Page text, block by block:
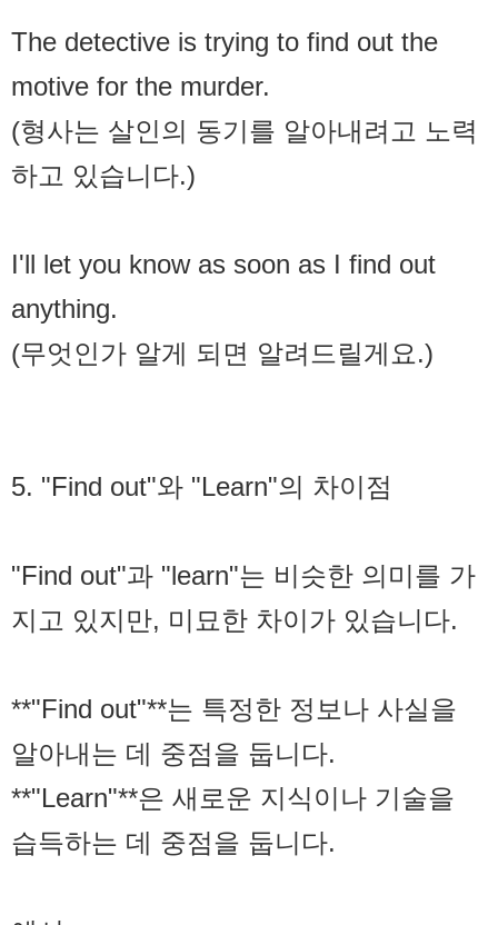
The detective is trying to find out the
motive for the murder.
(형사는 살인의 동기를 알아내려고 노력
하고 있습니다.)
I'll let you know as soon as I find out
anything.
(무엇인가 알게 되면 알려드릴게요.)
5. "Find out"와 "Learn"의 차이점
"Find out"과 "learn"는 비슷한 의미를 가
지고 있지만, 미묘한 차이가 있습니다.
**"Find out"**는 특정한 정보나 사실을
알아내는 데 중점을 둡니다.
**"Learn"**은 새로운 지식이나 기술을
습득하는 데 중점을 둡니다.